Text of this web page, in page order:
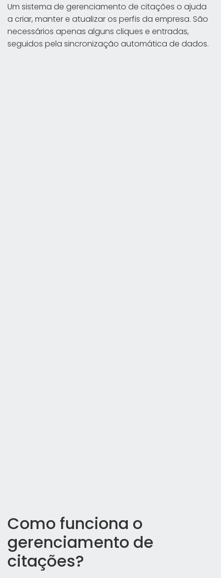
Um sistema de gerenciamento de citações o ajuda
a criar, manter e atualizar os perfis da empresa. São
necessários apenas alguns cliques e entradas,
seguidos pela sincronização automática de dados.
Como funciona o
gerenciamento de
citações?